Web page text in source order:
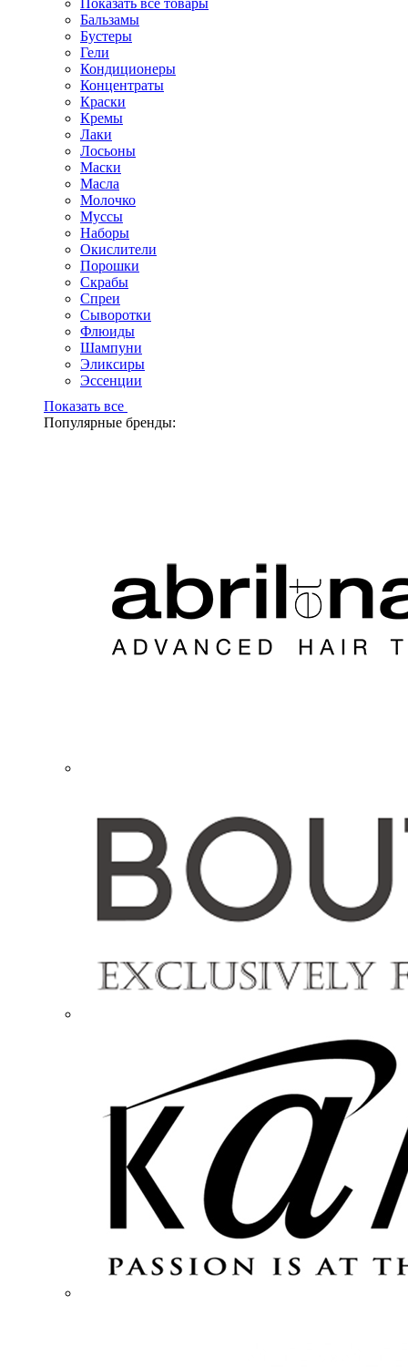
Показать все товары
Бальзамы
Бустеры
Гели
Кондиционеры
Концентраты
Краски
Кремы
Лаки
Лосьоны
Маски
Масла
Молочко
Муссы
Наборы
Окислители
Порошки
Скрабы
Спреи
Сыворотки
Флюиды
Шампуни
Эликсиры
Эссенции
Показать все
Популярные бренды: